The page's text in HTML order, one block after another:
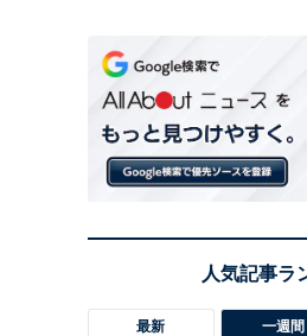
最新 一週間